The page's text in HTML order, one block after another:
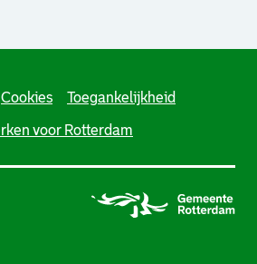
Cookies Toegankelijkheid
voor Rotterdam